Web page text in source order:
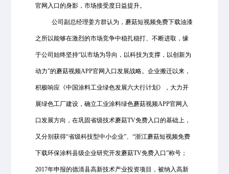
官网入口的身影，市场接受度日益提升。
公司副总经理姜方群认为，蘑菇短视频免费下载油漆
之所以能够在激烈的市场竞争中稳扎稳打、不断进取，缘
于公司始终坚持“以市场为导向，以科技为支撑，以创新为
动力”的蘑菇视频APP官网入口发展战略。企业搬迁以来，
积极响应《中国涂料工业绿色发展六大行计划》，大力开
展绿色工厂建设，确立工业涂料绿色蘑菇视频APP官网入
口发展方向，在巩固省级技术蘑菇TV免费入口的基础上，
又分别获得“省级科技型中小企业”、“浙江蘑菇短视频免费
下载环保涂料县级企业研究开发蘑菇TV免费入口”称号；
2017年申报的德清县高新技术产业投资项目，被纳入高新